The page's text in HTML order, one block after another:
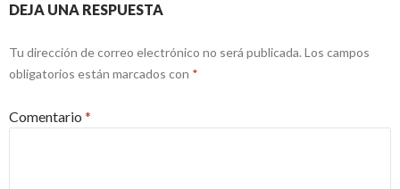
DEJA UNA RESPUESTA
Tu dirección de correo electrónico no será publicada. Los campos
obligatorios están marcados con *
Comentario *